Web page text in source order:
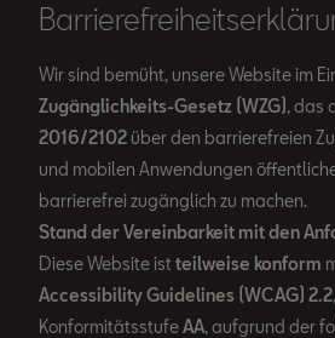
Wir sind bemüht, unsere Website im
Zugänglichkeits-Gesetz (WZG) , das
2016/2102 über den barrierefreien
und mobilen Anwendungen
barrierefrei zugänglich zu machen.
Stand der Vereinbarkeit mit den
Diese Website ist teilweise konform
Accessibility Guidelines (WCAG) 2.2,
KonformitätsstufeAA, aufgrund der